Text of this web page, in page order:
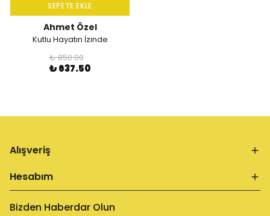
SEPETE EKLE
Ahmet Özel
Kutlu Hayatın İzinde
₺ 850.00
₺ 637.50
Alışveriş
Hesabım
Bizden Haberdar Olun